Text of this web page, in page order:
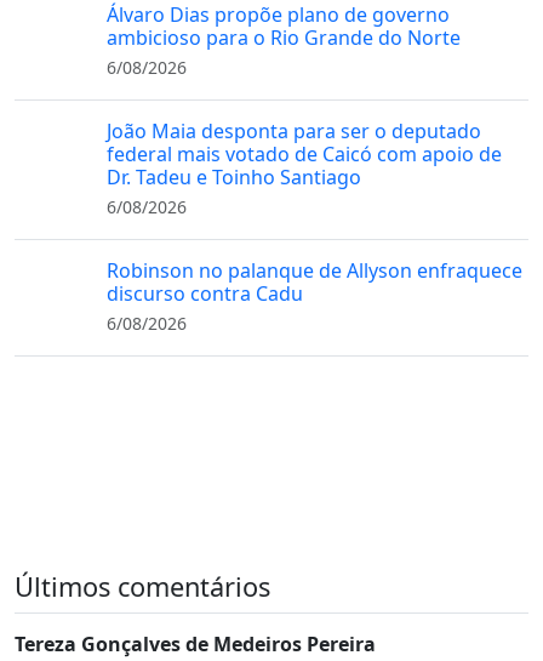
Álvaro Dias propõe plano de governo
ambicioso para o Rio Grande do Norte
6/08/2026
João Maia desponta para ser o deputado
federal mais votado de Caicó com apoio de
Dr. Tadeu e Toinho Santiago
6/08/2026
Robinson no palanque de Allyson enfraquece
discurso contra Cadu
6/08/2026
Últimos comentários
Tereza Gonçalves de Medeiros Pereira